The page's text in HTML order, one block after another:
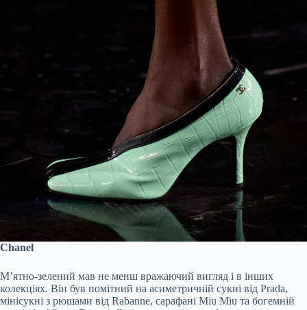
Chanel
М’ятно-зелений мав не менш вражаючий вигляд і в інших
колекціях. Він був помітний на асиметричній сукні від Prada,
мінісукні з рюшами від Rabanne, сарафані Miu Miu та богемній